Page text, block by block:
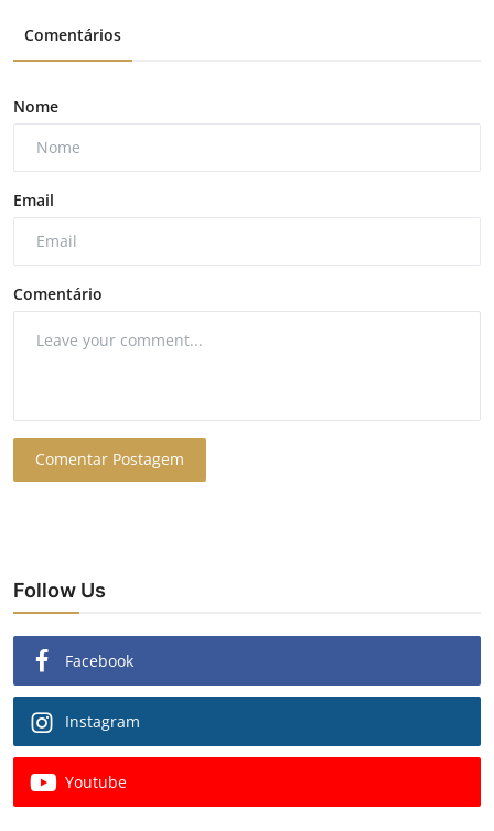
Comentários
Nome
Email
Comentário
Comentar Postagem
Follow Us
Facebook
Instagram
Youtube